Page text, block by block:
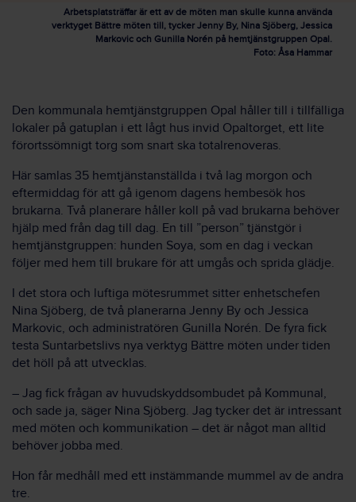
Arbetsplatsträffar är ett av de möten man skulle kunna använda
verktyget Bättre möten till, tycker Jenny By, Nina Sjöberg, Jessica
Markovic och Gunilla Norén på hemtjänstgruppen Opal.
Foto: Åsa Hammar
Den kommunala hemtjänstgruppen Opal håller till i tillfälliga
lokaler på gatuplan i ett lågt hus invid Opaltorget, ett lite
förortssömnigt torg som snart ska totalrenoveras.
Här samlas 35 hemtjänstanställda i två lag morgon och
eftermiddag för att gå igenom dagens hembesök hos
brukarna. Två planerare håller koll på vad brukarna behöver
hjälp med från dag till dag. En till ”person” tjänstgör i
hemtjänstgruppen: hunden Soya, som en dag i veckan
följer med hem till brukare för att umgås och sprida glädje.
I det stora och luftiga mötesrummet sitter enhetschefen
Nina Sjöberg, de två planerarna Jenny By och Jessica
Markovic, och administratören Gunilla Norén. De fyra fick
testa Suntarbetslivs nya verktyg Bättre möten under tiden
det höll på att utvecklas.
– Jag fick frågan av huvudskyddsombudet på Kommunal,
och sade ja, säger Nina Sjöberg. Jag tycker det är intressant
med möten och kommunikation – det är något man alltid
behöver jobba med.
Hon får medhåll med ett instämmande mummel av de andra
tre.